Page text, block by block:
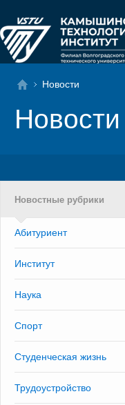
Новости
Новости
Новостные рубрики
Абитуриент
Институт
Наука
Спорт
Студенческая жизнь
Трудоустройство